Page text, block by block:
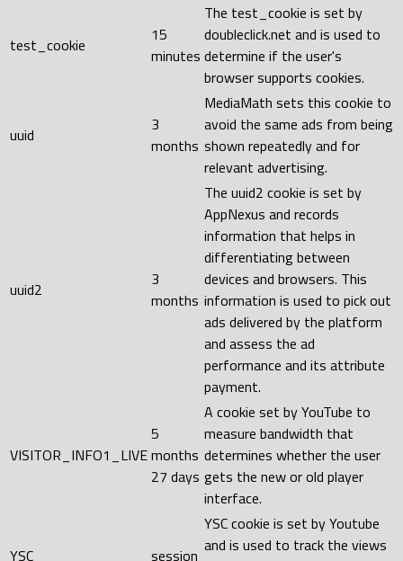
test_cookie
15
minutes
The test_cookie is set by
doubleclick.net and is used to
determine if the user's
browser supports cookies.
uuid
3
months
MediaMath sets this cookie to
avoid the same ads from being
shown repeatedly and for
relevant advertising.
uuid2
3
months
The uuid2 cookie is set by
AppNexus and records
information that helps in
differentiating between
devices and browsers. This
information is used to pick out
ads delivered by the platform
and assess the ad
performance and its attribute
payment.
VISITOR_INFO1_LIVE
5
months
27 days
A cookie set by YouTube to
measure bandwidth that
determines whether the user
gets the new or old player
interface.
YSC session
YSC cookie is set by Youtube
and is used to track the views